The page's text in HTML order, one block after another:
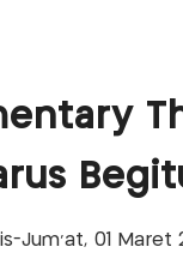
Jum'at, 01 Maret